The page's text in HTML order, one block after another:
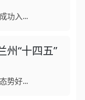
功入...
州“十四五”
势好...